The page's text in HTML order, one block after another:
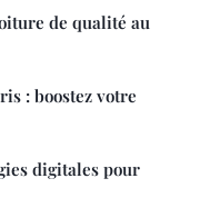
de qualité au
: boostez votre
digitales pour